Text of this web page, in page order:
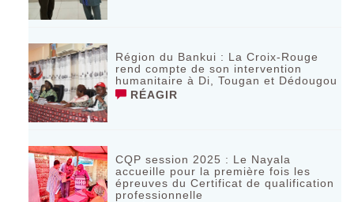
Région du Bankui : La Croix-Rouge
rend compte de son intervention
humanitaire à Di, Tougan et Dédougou
RÉAGIR
CQP session 2025 : Le Nayala
accueille pour la première fois les
épreuves du Certificat de qualification
professionnelle